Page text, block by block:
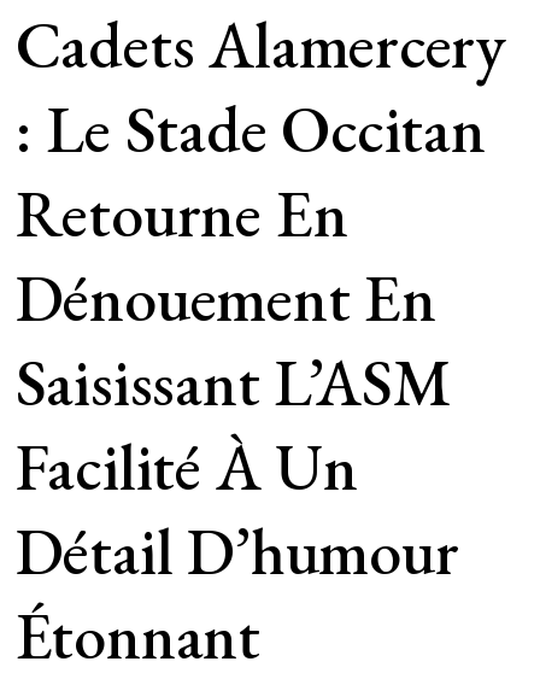
Cadets Alamercery
: Le Stade Occitan
Retourne En
Dénouement En
Saisissant L’ASM
Facilité À Un
Détail D’humour
Étonnant